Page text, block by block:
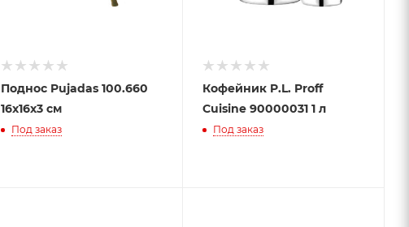
Поднос Pujadas 100.660
16х16х3 см
Под заказ
Кофейник P.L. Proff
Cuisine 90000031 1 л
Под заказ